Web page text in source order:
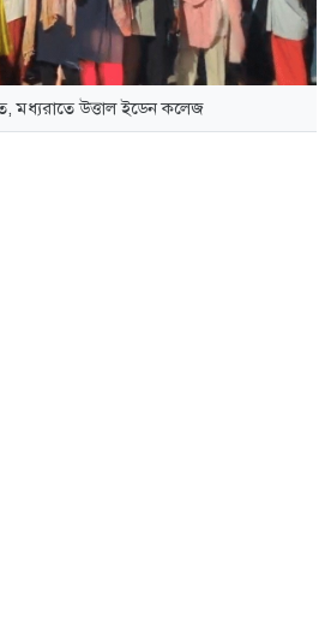
মধ্যরাতে উত্তাল ইডেন কলেজ